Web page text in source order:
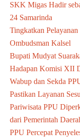
SKK Migas Hadir
24 Samarinda
Tingkatkan
Ombudsman Kalsel
Bupati Mudyat
Hadapan Komisi XII
Wabup dan Sekda
Pastikan Layanan
Pariwisata PPU
dari Pemerintah
PPU Percepat